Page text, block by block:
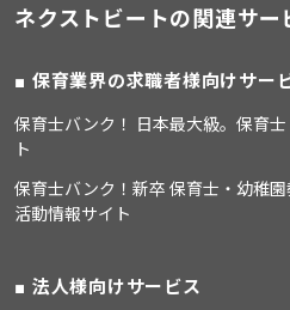
ネクストビートの関連サー
保育業界の求職者様向けサー
保育士バンク！ 日本最大級。保育
ト
保育士バンク！新卒 保育士・幼稚
活動情報サイト
法人様向けサービス